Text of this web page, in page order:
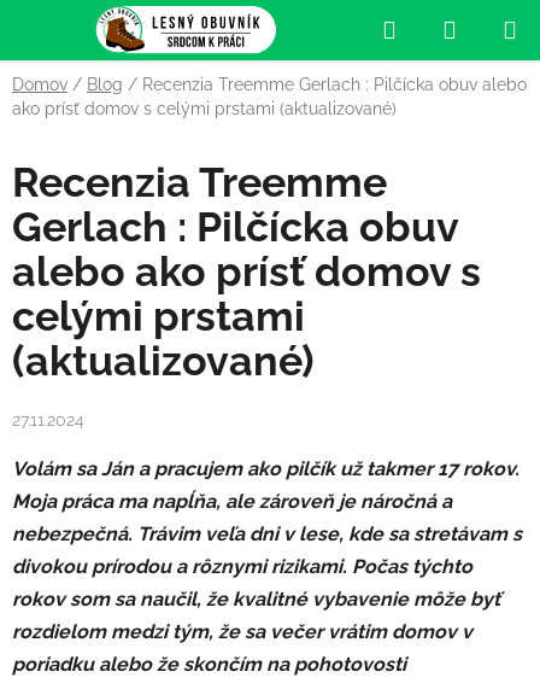
obsah
Hľadať
KOŠÍK
Domov / Blog / Recenzia Treemme Gerlach : Pilčícka obuv alebo
ako prísť domov s celými prstami (aktualizované)
Recenzia Treemme
Gerlach : Pilčícka obuv
alebo ako prísť domov s
celými prstami
(aktualizované)
27.11.2024
Volám sa Ján a pracujem ako pilčík už takmer 17 rokov.
Moja práca ma napĺňa, ale zároveň je náročná a
nebezpečná. Trávim veľa dni v lese, kde sa stretávam s
divokou prírodou a rôznymi rizikami. Počas týchto
rokov som sa naučil, že kvalitné vybavenie môže byť
rozdielom medzi tým, že sa večer vrátim domov v
poriadku alebo že skončím na pohotovosti